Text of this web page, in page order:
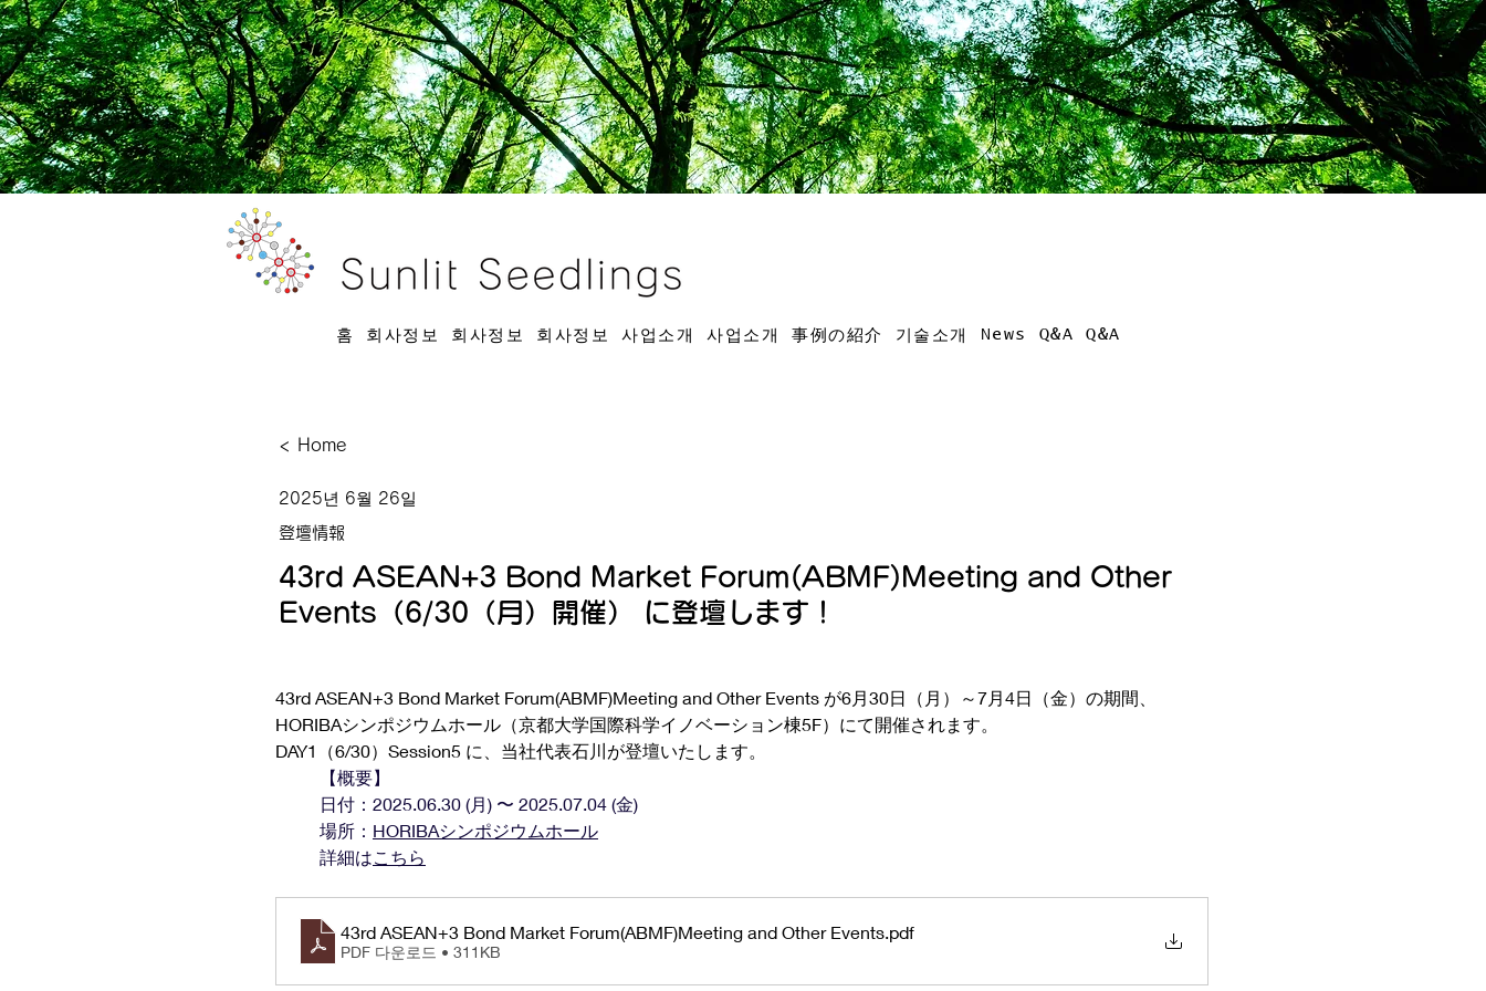
홈 회사정보 회사정보 회사정보 사업소개 사업소개 事例の紹介 기술소개 News Q&A Q&A
< Home
2025년 6월 26일
登壇情報
43rd ASEAN+3 Bond Market Forum(ABMF)Meeting and Other
Events（6/30（月）開催） に登壇します！
43rd ASEAN+3 Bond Market Forum(ABMF)Meeting and Other Events が6月30日（月）～7月4日（金）の期間、
HORIBAシンポジウムホール（京都大学国際科学イノベーション棟5F）にて開催されます。
DAY1（6/30）Session5 に、当社代表石川が登壇いたします。
【概要】
日付：2025.06.30 (月) 〜 2025.07.04 (金)
場所： HORIBAシンポジウムホール
詳細はこちら
43rd ASEAN+3 Bond Market Forum(ABMF)Meeting and Other Events .pdf
PDF 다운로드 • 311KB